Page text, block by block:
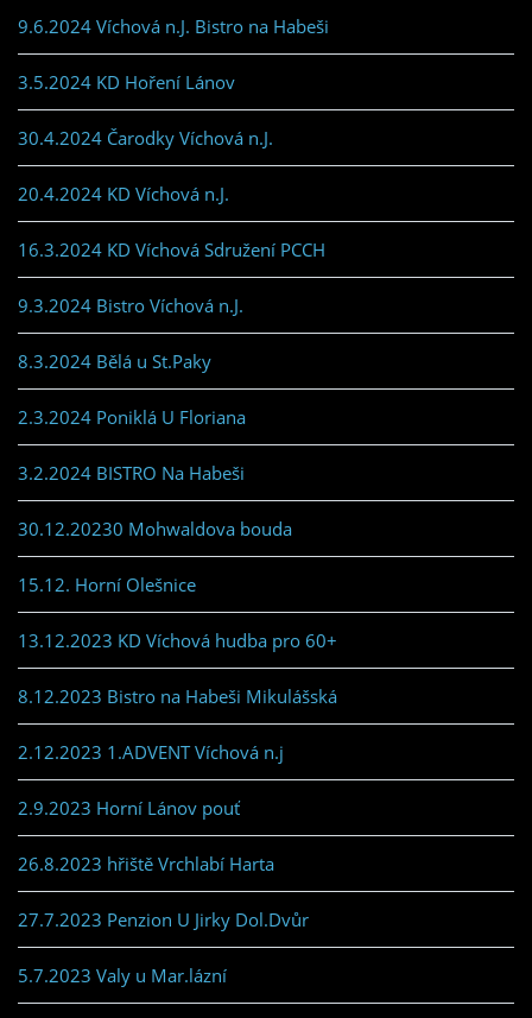
9.6.2024 Víchová n.J. Bistro na Habeši
3.5.2024 KD Hoření Lánov
30.4.2024 Čarodky Víchová n.J.
20.4.2024 KD Víchová n.J.
16.3.2024 KD Víchová Sdružení PCCH
9.3.2024 Bistro Víchová n.J.
8.3.2024 Bělá u St.Paky
2.3.2024 Poniklá U Floriana
3.2.2024 BISTRO Na Habeši
30.12.20230 Mohwaldova bouda
15.12. Horní Olešnice
13.12.2023 KD Víchová hudba pro 60+
8.12.2023 Bistro na Habeši Mikulášská
2.12.2023 1.ADVENT Víchová n.j
2.9.2023 Horní Lánov pouť
26.8.2023 hřiště Vrchlabí Harta
27.7.2023 Penzion U Jirky Dol.Dvůr
5.7.2023 Valy u Mar.lázní